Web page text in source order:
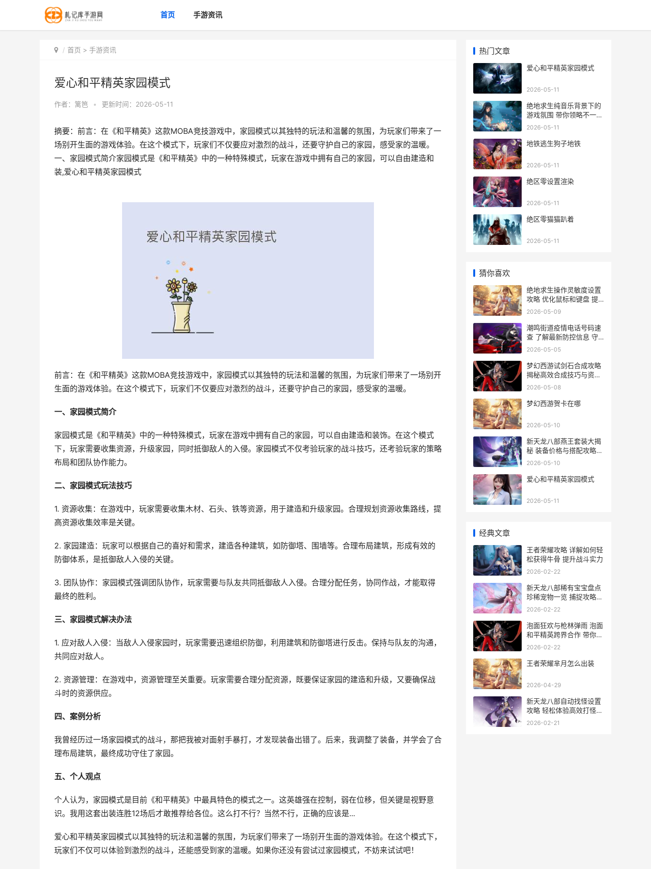
首页 手游资讯
首页 > 手游资讯
爱心和平精英家园模式
作者： 篱笆 • 更新时间：2026-05-11
摘要：前言：在《和平精英》这款MOBA竞技游戏中，家园模式以其独特的玩法和温馨的氛围，为玩家们带来了一
场别开生面的游戏体验。在这个模式下，玩家们不仅要应对激烈的战斗，还要守护自己的家园，感受家的温暖。
一、家园模式简介家园模式是《和平精英》中的一种特殊模式，玩家在游戏中拥有自己的家园，可以自由建造和
装,爱心和平精英家园模式
前言：在《和平精英》这款MOBA竞技游戏中，家园模式以其独特的玩法和温馨的氛围，为玩家们带来了一场别开
生面的游戏体验。在这个模式下，玩家们不仅要应对激烈的战斗，还要守护自己的家园，感受家的温暖。
一、家园模式简介
家园模式是《和平精英》中的一种特殊模式，玩家在游戏中拥有自己的家园，可以自由建造和装饰。在这个模式
下，玩家需要收集资源，升级家园，同时抵御敌人的入侵。家园模式不仅考验玩家的战斗技巧，还考验玩家的策略
布局和团队协作能力。
二、家园模式玩法技巧
1. 资源收集：在游戏中，玩家需要收集木材、石头、铁等资源，用于建造和升级家园。合理规划资源收集路线，提
高资源收集效率是关键。
2. 家园建造：玩家可以根据自己的喜好和需求，建造各种建筑，如防御塔、围墙等。合理布局建筑，形成有效的
防御体系，是抵御敌人入侵的关键。
3. 团队协作：家园模式强调团队协作，玩家需要与队友共同抵御敌人入侵。合理分配任务，协同作战，才能取得
最终的胜利。
三、家园模式解决办法
1. 应对敌人入侵：当敌人入侵家园时，玩家需要迅速组织防御，利用建筑和防御塔进行反击。保持与队友的沟通，
共同应对敌人。
2. 资源管理：在游戏中，资源管理至关重要。玩家需要合理分配资源，既要保证家园的建造和升级，又要确保战
斗时的资源供应。
四、案例分析
我曾经历过一场家园模式的战斗，那把我被对面射手暴打，才发现装备出错了。后来，我调整了装备，并学会了合
理布局建筑，最终成功守住了家园。
五、个人观点
个人认为，家园模式是目前《和平精英》中最具特色的模式之一。这英雄强在控制，弱在位移，但关键是视野意
识。我用这套出装连胜12场后才敢推荐给各位。这么打不行？当然不行，正确的应该是...
爱心和平精英家园模式以其独特的玩法和温馨的氛围，为玩家们带来了一场别开生面的游戏体验。在这个模式下，
玩家们不仅可以体验到激烈的战斗，还能感受到家的温暖。如果你还没有尝试过家园模式，不妨来试试吧！
热门文章
爱心和平精英家园模式
2026-05-11
绝地求生纯音乐背景下的
游戏氛围 带你领略不一样
的电竞音乐魅力
2026-05-11
地铁逃生狗子地铁
2026-05-11
绝区零设置渲染
2026-05-11
绝区零猫猫趴着
2026-05-11
猜你喜欢
绝地求生操作灵敏度设置
攻略 优化鼠标和键盘 提
升游戏体验
2026-05-09
潮鸣街道疫情电话号码速
查 了解最新防控信息 守
护家园安全
2026-05-05
梦幻西游试剑石合成攻略
揭秘高效合成技巧与资源
优化
2026-05-08
梦幻西游贺卡在哪
2026-05-10
新天龙八部燕王套装大揭
秘 装备价格与搭配攻略全
解析
2026-05-10
爱心和平精英家园模式
2026-05-11
经典文章
王者荣耀攻略 详解如何轻
松获得牛骨 提升战斗实力
2026-02-22
新天龙八部稀有宝宝盘点
珍稀宠物一览 捕捉攻略全
解析
2026-02-22
泡面狂欢与枪林弹雨 泡面
和平精英跨界合作 带你领
略游戏美食新风尚
2026-02-22
王者荣耀芈月怎么出装
2026-04-29
新天龙八部自动找怪设置
攻略 轻松体验高效打怪之
旅
2026-02-21